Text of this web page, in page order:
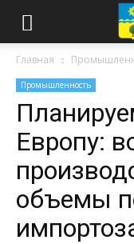
Главная
Промышленность
Европу:
объемы